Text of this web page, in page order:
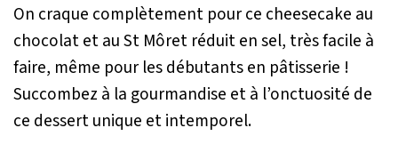
On craque complètement pour ce cheesecake au
chocolat et au St Môret réduit en sel, très facile à
faire, même pour les débutants en pâtisserie !
Succombez à la gourmandise et à l’onctuosité de
ce dessert unique et intemporel.